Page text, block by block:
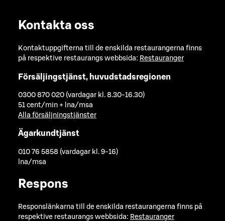
Kontakta oss
Kontaktuppgifterna till de enskilda restaurangerna finns
på respektive restaurangs webbsida: Restauranger
Försäljingstjänst, huvudstadsregionen
0300 870 020 (vardagar kl. 8.30-16.30)
51 cent/min + lna/msa
Alla försäljningstjänster
Ägarkundtjänst
010 76 5858 (vardagar kl. 9-16)
lna/msa
Respons
Responslänkarna till de enskilda restaurangerna finns på
respektive restaurangs webbsida: Restauranger